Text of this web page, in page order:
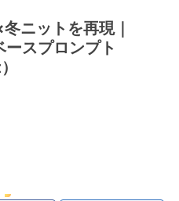
ニットを再現｜
スプロンプト